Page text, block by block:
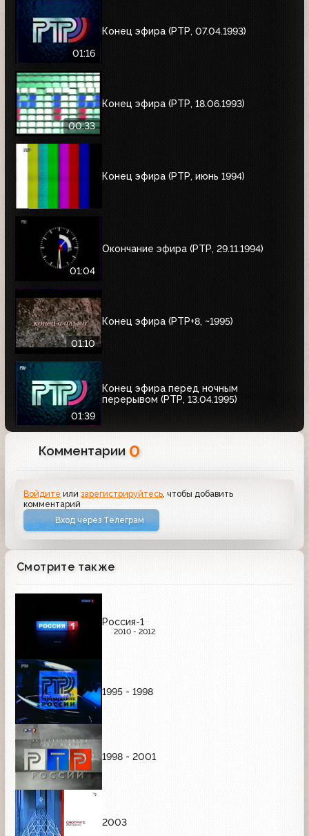
01:16
Конец эфира (РТР, 07.04.1993)
00:33
Конец эфира (РТР, 18.06.1993)
Конец эфира (РТР, июнь 1994)
01:04
Окончание эфира (РТР, 29.11.1994)
01:10
Конец эфира (РТР+8, ~1995)
01:39
Конец эфира перед ночным
перерывом (РТР, 13.04.1995)
Комментарии 0
Войдите илизарегистрируйтесь , чтобы добавить
комментарий
Вход через Телеграм
Смотрите также
Россия-1
2010 - 2012
1995 - 1998
1998 - 2001
2003